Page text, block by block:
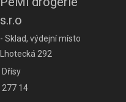
s.r.o
- Sklad, výdejní místo
Lhotecká 292
Dřísy
277 14